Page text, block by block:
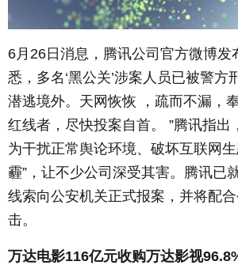
6月26日消息，腾讯公司官方微博发
悉，多名‘黑公关’涉案人员已被警方
潜逃境外。天网恢恢 ，疏而不漏，
红线者，尽快投案自首。 ”腾讯指出
为干扰正常舆论环境、破坏互联网
霾”，让不少公司深受其害。腾讯已
线索向公安机关正式报案，并将配
击。
万达电影116亿元收购万达影视